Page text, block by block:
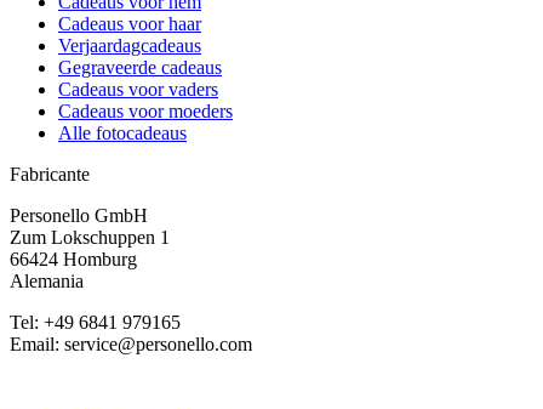
Cadeaus voor haar
Verjaardagcadeaus
Gegraveerde cadeaus
Cadeaus voor vaders
Cadeaus voor moeders
Alle fotocadeaus
Fabricante
Personello GmbH
Zum Lokschuppen 1
66424 Homburg
Alemania
Tel: +49 6841 979165
Email: service@personello.com